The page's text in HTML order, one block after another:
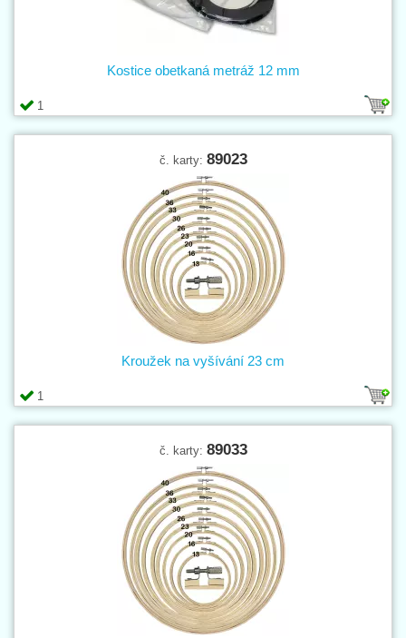
1
Kostice obetkaná metráž 12 mm
č. karty: 89023
1
Kroužek na vyšívání 23 cm
č. karty: 89033